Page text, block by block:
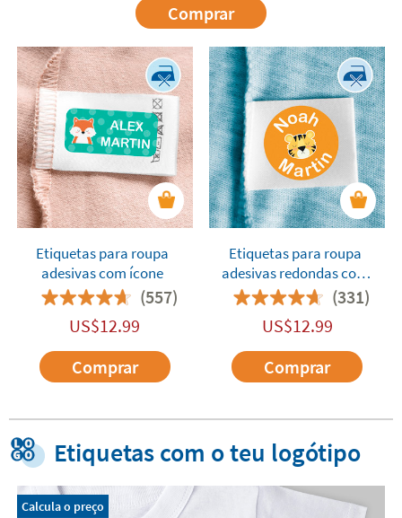
Comprar
Etiquetas para roupa
adesivas com ícone
(557)
US$12.99
Comprar
Etiquetas para roupa
adesivas redondas com
ícone
(331)
US$12.99
Comprar
Etiquetas com o teu logótipo
Calcula o preço